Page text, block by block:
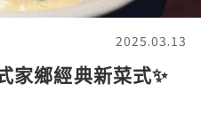
2025.03.13
家鄉經典新菜式✨